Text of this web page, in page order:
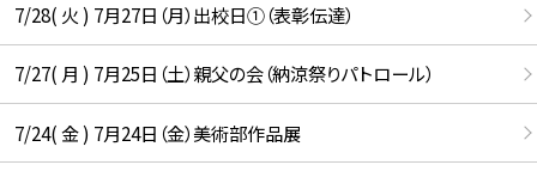
7/28( 火 ) 7月27日（月）出校日①（表彰伝達）
7/27( 月 ) 7月25日（土）親父の会（納涼祭りパトロール）
7/24( 金 ) 7月24日（金）美術部作品展